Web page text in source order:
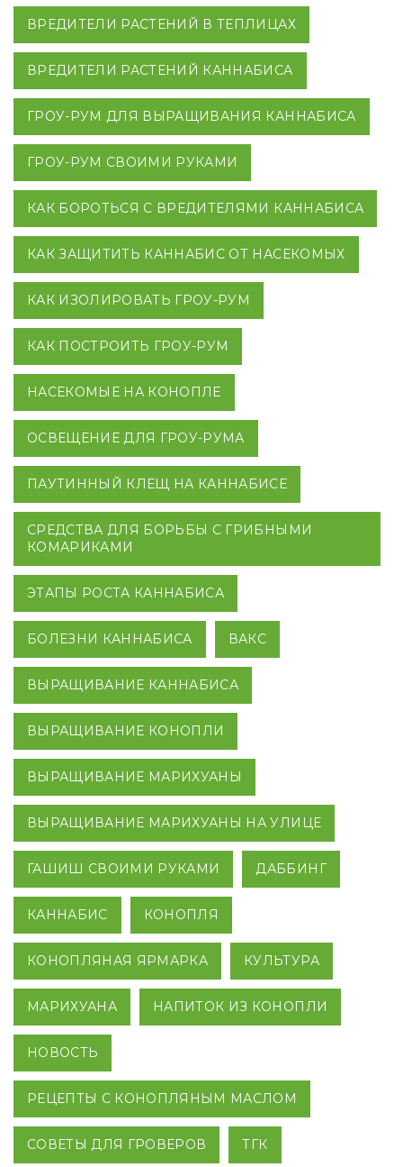
ВРЕДИТЕЛИ РАСТЕНИЙ В ТЕПЛИЦАХ
ВРЕДИТЕЛИ РАСТЕНИЙ КАННАБИСА
ГРОУ-РУМ ДЛЯ ВЫРАЩИВАНИЯ КАННАБИСА
ГРОУ-РУМ СВОИМИ РУКАМИ
КАК БОРОТЬСЯ С ВРЕДИТЕЛЯМИ КАННАБИСА
КАК ЗАЩИТИТЬ КАННАБИС ОТ НАСЕКОМЫХ
КАК ИЗОЛИРОВАТЬ ГРОУ-РУМ
КАК ПОСТРОИТЬ ГРОУ-РУМ
НАСЕКОМЫЕ НА КОНОПЛЕ
ОСВЕЩЕНИЕ ДЛЯ ГРОУ-РУМА
ПАУТИННЫЙ КЛЕЩ НА КАННАБИСЕ
СРЕДСТВА ДЛЯ БОРЬБЫ С ГРИБНЫМИ
КОМАРИКАМИ
ЭТАПЫ РОСТА КАННАБИСА
БОЛЕЗНИ КАННАБИСА ВАКС
ВЫРАЩИВАНИЕ КАННАБИСА
ВЫРАЩИВАНИЕ КОНОПЛИ
ВЫРАЩИВАНИЕ МАРИХУАНЫ
ВЫРАЩИВАНИЕ МАРИХУАНЫ НА УЛИЦЕ
ГАШИШ СВОИМИ РУКАМИ ДАББИНГ
КАННАБИС КОНОПЛЯ
КОНОПЛЯНАЯ ЯРМАРКА КУЛЬТУРА
МАРИХУАНА НАПИТОК ИЗ КОНОПЛИ
НОВОСТЬ
РЕЦЕПТЫ С КОНОПЛЯНЫМ МАСЛОМ
СОВЕТЫ ДЛЯ ГРОВЕРОВ ТГК